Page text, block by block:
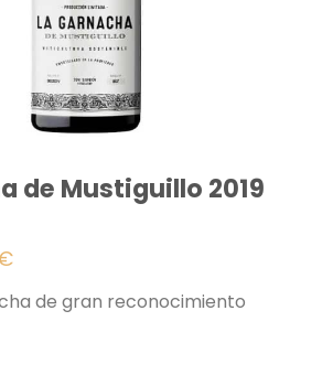
de Mustiguillo 2019
de gran reconocimiento